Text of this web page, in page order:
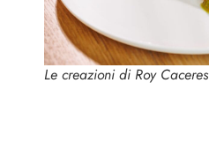
Le creazioni di Roy Caceres